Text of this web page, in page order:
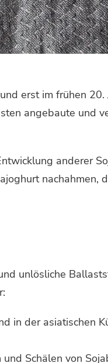
erst im frühen
angebaute und
anderer
nachahmen,
unlösliche
in der asiatischen
Schälen von